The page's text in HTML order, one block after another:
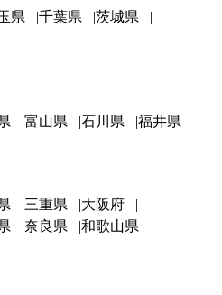
県 千葉県
茨城県
富山県 石川県 福井県
三重県
大阪府
奈良県 和歌山県